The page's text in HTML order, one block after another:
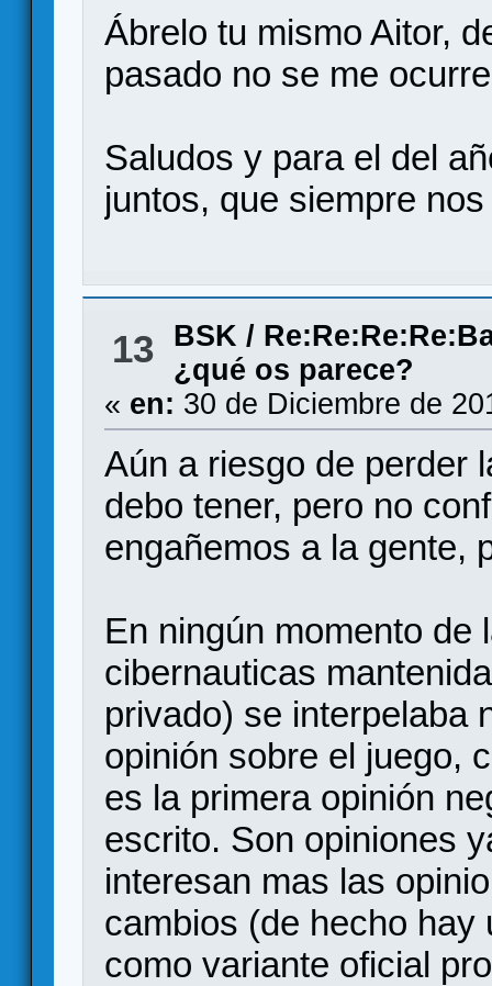
Ábrelo tu mismo Aitor,
pasado no se me
Saludos y para el del
juntos, que siempre
13 BSK /
¿qué os parece?
« en: 30 de Diciembre de
Aún a riesgo de perder
debo tener, pero no
engañemos a la gente,
En ningún momento de
cibernauticas
privado) se interpelaba
opinión sobre el juego,
es la primera opinión
escrito. Son opiniones
interesan mas las
cambios (de hecho hay
como variante oficial